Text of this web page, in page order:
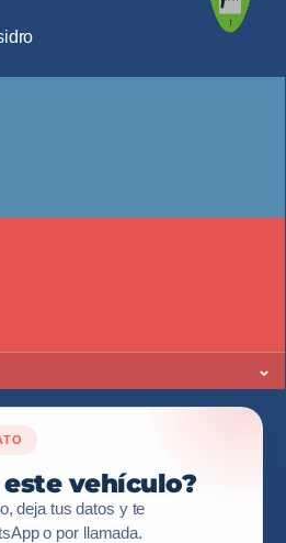
⌄
vehículo?
deja tus datos y te
o por llamada.